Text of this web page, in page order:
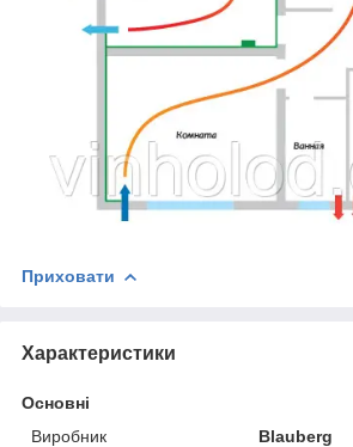
Приховати
Характеристики
Основні
Виробник
Blauberg